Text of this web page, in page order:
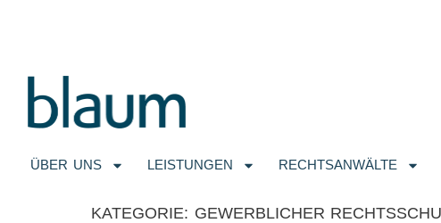
ÜBER UNS LEISTUNGEN RECHTSANWÄLTE
KATEGORIE: GEWERBLICHER